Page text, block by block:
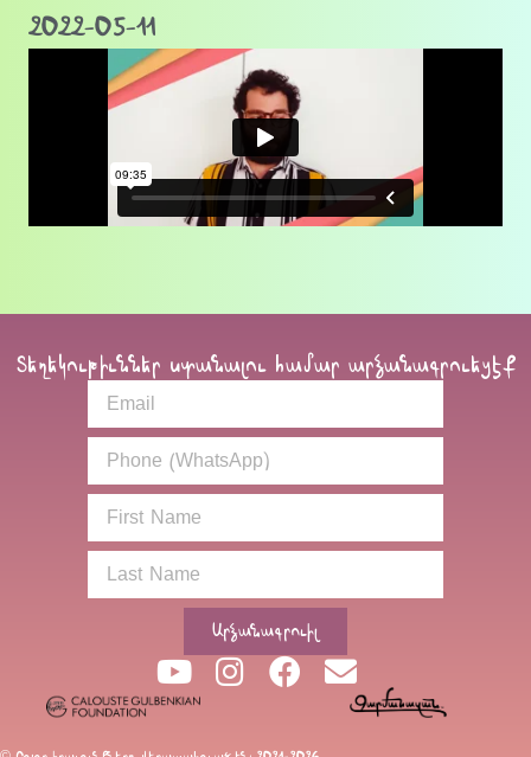
2022-05-11
Տեղեկութիւններ ստանալու համար արձանագրուեցէք
Արձանագրուիլ